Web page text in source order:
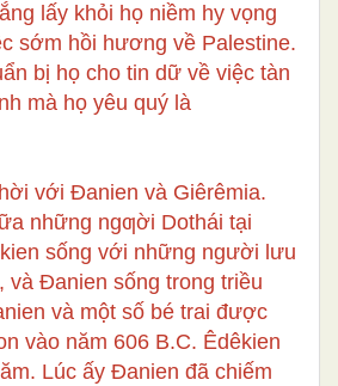
lấy khỏi họ niềm hy vọng
sớm hồi hương về Palestine.
bị họ cho tin dữ về việc tàn
mà họ yêu quý là
với Đanien và Giêrêmia.
những ngƣời Dothái tại
sống với những người lưu
và Đanien sống trong triều
và một số bé trai được
vào năm 606 B.C. Êdêkien
Lúc ấy Đanien đã chiếm